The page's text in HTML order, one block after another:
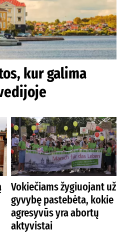
kur galima
Vokiečiams žygiuojant už
gyvybę pastebėta, kokie
agresyvūs yra abortų
aktyvistai